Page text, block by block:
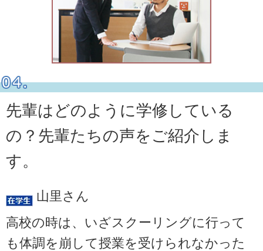
先輩はどのように学修している
の？先輩たちの声をご紹介しま
す。
山里さん
高校の時は、いざスクーリングに行って
も体調を崩して授業を受けられなかった